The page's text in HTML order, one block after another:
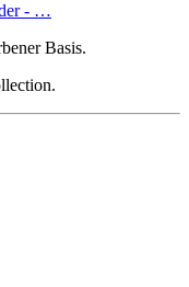
- …
Basis.